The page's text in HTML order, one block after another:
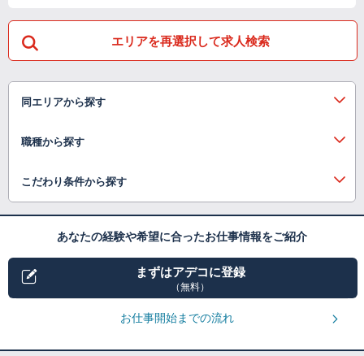
エリアを再選択して求人検索
同エリアから探す
職種から探す
こだわり条件から探す
あなたの経験や希望に合ったお仕事情報をご紹介
まずはアデコに登録
（無料）
お仕事開始までの流れ